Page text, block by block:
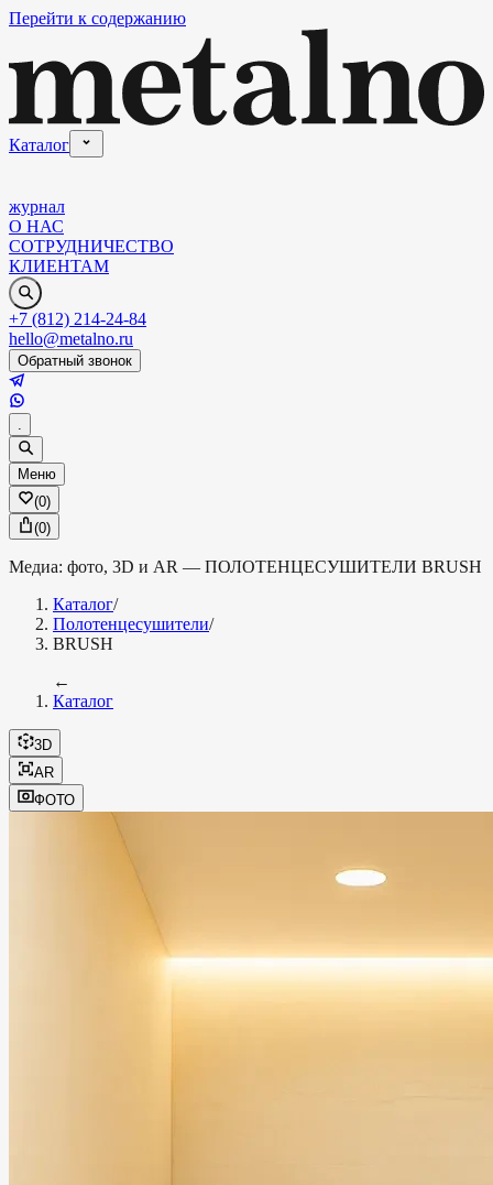
Перейти к содержанию
Каталог
журнал
О НАС
СОТРУДНИЧЕСТВО
КЛИЕНТАМ
+7 (812) 214-24-84
hello@metalno.ru
Обратный звонок
.
Меню
(0)
(0)
Медиа: фото, 3D и AR — ПОЛОТЕНЦЕСУШИТЕЛИ BRUSH
Каталог/
Полотенцесушители/
BRUSH
←
Каталог
3D
AR
ФОТО